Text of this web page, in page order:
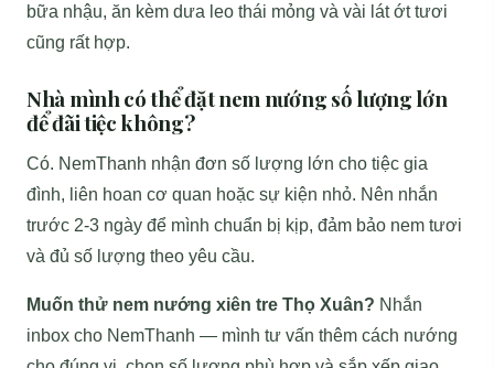
bữa nhậu, ăn kèm dưa leo thái mỏng và vài lát ớt tươi
cũng rất hợp.
Nhà mình có thể đặt nem nướng số lượng lớn
để đãi tiệc không?
Có. NemThanh nhận đơn số lượng lớn cho tiệc gia
đình, liên hoan cơ quan hoặc sự kiện nhỏ. Nên nhắn
trước 2-3 ngày để mình chuẩn bị kịp, đảm bảo nem tươi
và đủ số lượng theo yêu cầu.
Muốn thử nem nướng xiên tre Thọ Xuân? Nhắn
inbox cho NemThanh — mình tư vấn thêm cách nướng